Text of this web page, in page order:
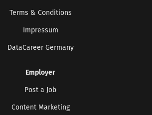
Terms & Conditions
Impressum
DataCareer Germany
Employer
Post a Job
Content Marketing